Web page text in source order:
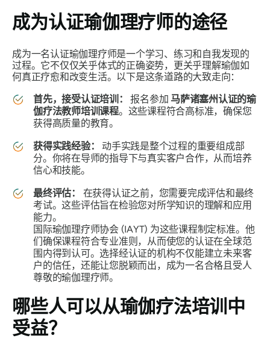
成为认证瑜伽理疗师的途径
成为一名认证瑜伽理疗师是一个学习、练习和自我发现的
过程。它不仅仅关乎体式的正确姿势，更关乎理解瑜伽如
何真正疗愈和改变生活。以下是这条道路的大致走向：
首先，接受认证培训：
报名参加 马萨诸塞州认证的瑜
伽疗法教师培训课程。这些课程符合高标准，确保您
获得高质量的教育。
获得实践经验：
动手实践是整个过程的重要组成部
分。你将在导师的指导下与真实客户合作，从而培养
信心和技能。
最终评估：
在获得认证之前，您需要完成评估和最终
考试。这些评估旨在检验您对所学知识的理解和应用
能力。
国际瑜伽理疗师协会 (IAYT) 为这些课程制定标准。他
们确保课程符合专业准则，从而使您的认证在全球范
围内得到认可。选择经认证的机构不仅能建立未来客
户的信任，还能让您脱颖而出，成为一名合格且受人
尊敬的瑜伽理疗师。
哪些人可以从瑜伽疗法培训中
受益？